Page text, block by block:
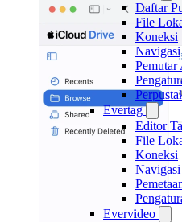
Daftar
File
Koneksi
Navigasi
Pemutar
Evertag
Editor
File
Koneksi
Navigasi
Evervideo